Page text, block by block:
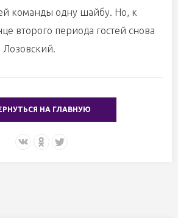
команды одну шайбу. Но, к
второго периода гостей снова
НА ГЛАВНУЮ